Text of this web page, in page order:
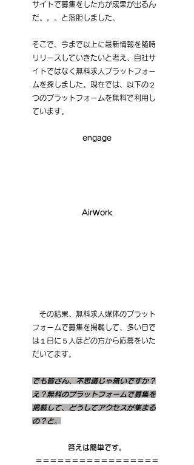
サイトで募集をした方が成果が出るん
だ。。。と落胆しました。
そこで、今まで以上に最新情報を随時
リリースしていきたいと考え、自社サ
イトではなく無料求人プラットフォー
ムを探しました。現在では、以下の２
つのプラットフォームを無料で利用し
ています。
engage
AirWork
その結果、無料求人媒体のプラット
フォームで募集を掲載して、多い日で
は１日に５人ほどの方から応募をいた
だいてます。
でも皆さん、不思議じゃ無いですか？
え？無料のプラットフォームで募集を
掲載して、どうしてアクセスが集まる
の？と。
答えは簡単です。
＝＝＝＝＝＝＝＝＝＝＝＝＝＝＝＝＝